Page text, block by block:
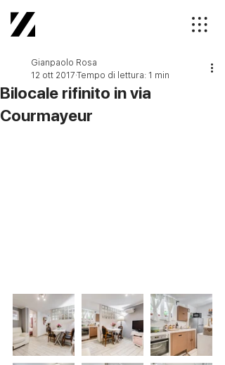
Bilocale rifinito in via
Courmayeur
Gianpaolo Rosa
12 ott 2017 Tempo di lettura: 1 min